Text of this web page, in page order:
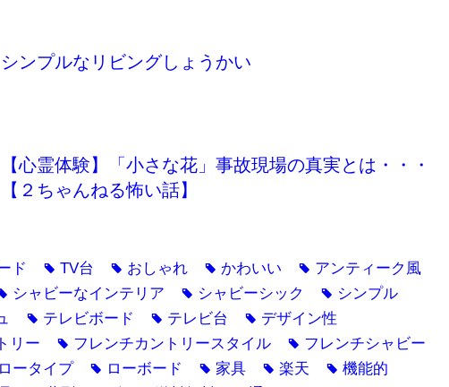
シンプルなリビングしょうかい
【心霊体験】「小さな花」事故現場の真実とは・・・
【２ちゃんねる怖い話】
ド tag TV台 tag おしゃれ tag かわいい tag アンティーク風
シャビーなインテリア tag シャビーシック tag シンプル
tag テレビボード tag テレビ台 tag デザイン性
リー tag フレンチカントリースタイル tag フレンチシャビー
ロータイプ tag ローボード tag 家具 tag 楽天 tag 機能的